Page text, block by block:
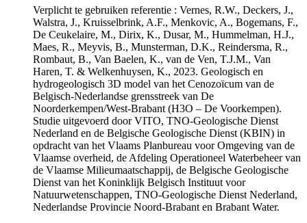
Verplicht te gebruiken referentie : Vernes, R.W., Deckers, J.,
Walstra, J., Kruisselbrink, A.F., Menkovic, A., Bogemans, F.,
De Ceukelaire, M., Dirix, K., Dusar, M., Hummelman, H.J.,
Maes, R., Meyvis, B., Munsterman, D.K., Reindersma, R.,
Rombaut, B., Van Baelen, K., van de Ven, T.J.M., Van
Haren, T. & Welkenhuysen, K., 2023. Geologisch en
hydrogeologisch 3D model van het Cenozoïcum van de
Belgisch-Nederlandse grensstreek van De
Noorderkempen/West-Brabant (H3O – De Voorkempen).
Studie uitgevoerd door VITO, TNO-Geologische Dienst
Nederland en de Belgische Geologische Dienst (KBIN) in
opdracht van het Vlaams Planbureau voor Omgeving van de
Vlaamse overheid, de Afdeling Operationeel Waterbeheer van
de Vlaamse Milieumaatschappij, de Belgische Geologische
Dienst van het Koninklijk Belgisch Instituut voor
Natuurwetenschappen, TNO-Geologische Dienst Nederland,
Nederlandse Provincie Noord-Brabant en Brabant Water.